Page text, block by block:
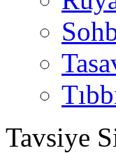
Tavsiye